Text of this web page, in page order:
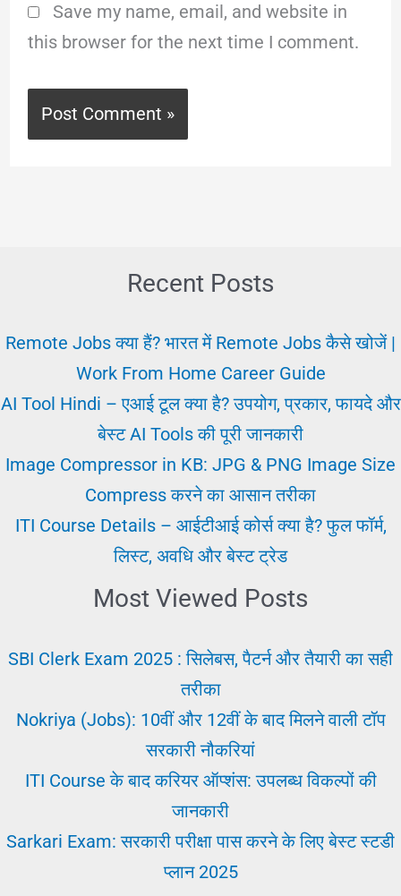
Save my name, email, and website in
this browser for the next time I comment.
Recent Posts
Remote Jobs क्या हैं? भारत में Remote Jobs कैसे खोजें |
Work From Home Career Guide
AI Tool Hindi – एआई टूल क्या है? उपयोग, प्रकार, फायदे और
बेस्ट AI Tools की पूरी जानकारी
Image Compressor in KB: JPG & PNG Image Size
Compress करने का आसान तरीका
ITI Course Details – आईटीआई कोर्स क्या है? फुल फॉर्म,
लिस्ट, अवधि और बेस्ट ट्रेड
Most Viewed Posts
SBI Clerk Exam 2025 : सिलेबस, पैटर्न और तैयारी का सही
तरीका
Nokriya (Jobs): 10वीं और 12वीं के बाद मिलने वाली टॉप
सरकारी नौकरियां
ITI Course के बाद करियर ऑप्शंस: उपलब्ध विकल्पों की
जानकारी
Sarkari Exam: सरकारी परीक्षा पास करने के लिए बेस्ट स्टडी
प्लान 2025